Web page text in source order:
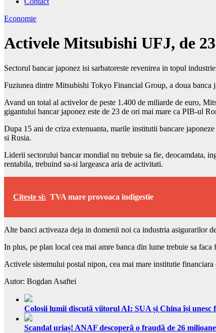
Economie
Activele Mitsubishi UFJ, de
Sectorul bancar japonez isi sarbatoreste revenirea in topul
Fuziunea dintre Mitsubishi Tokyo Financial Group, a doua banca
Avand un total al activelor de peste 1.400 de miliarde de euro,
gigantului bancar japonez este de 23 de ori mai mare ca PIB-ul
Dupa 15 ani de criza extenuanta, marile institutii bancare
si Rusia.
Liderii sectorului bancar mondial nu trebuie sa fie, deocamdata,
rentabila, trebuind sa-si largeasca aria de activitati.
Citeste si: TVA mare provoaca indigestie
Alte banci activeaza deja in domenii noi ca industria asigurarilor
In plus, pe plan local cea mai amre banca din lume trebuie sa
Activele sistemului postal nipon, cea mai mare institutie
Autor: Bogdan Asaftei
Colosii lumii discută viitorul AI: SUA și China își unesc
Scandal uriaș! ANAF descoperă o fraudă de 26